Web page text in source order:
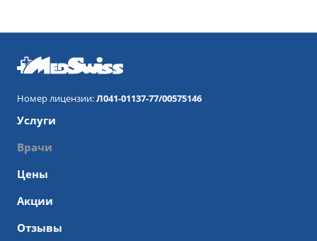
Номер лицензии:Л041-01137-77/00575146
Услуги
Врачи
Цены
Акции
Отзывы